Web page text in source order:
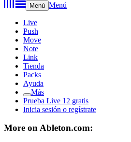
Menú Menú
Live
Push
Move
Note
Link
Tienda
Packs
Ayuda
Más
Prueba Live 12 gratis
Inicia sesión o regístrate
More on Ableton.com: